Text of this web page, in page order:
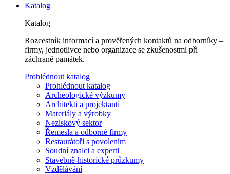
Katalog
Katalog
Rozcestník informací a prověřených kontaktů na odborníky –
firmy, jednotlivce nebo organizace se zkušenostmi při
záchraně památek.
Prohlédnout katalog
Prohlédnout katalog
Archeologické výzkumy
Architekti a projektanti
Materiály a výrobky
Neziskový sektor
Řemesla a odborné firmy
Restaurátoři s povolením
Soudní znalci a experti
Stavebně-historické průzkumy
Vzdělávání